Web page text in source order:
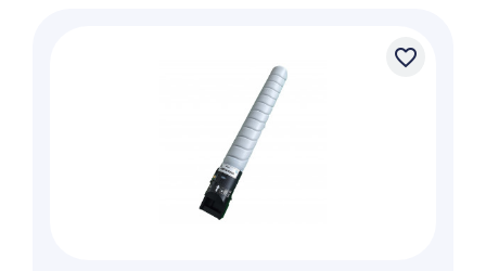
favorite_border